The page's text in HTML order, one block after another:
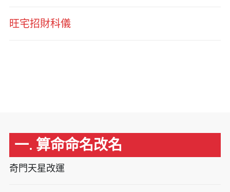
旺宅招財科儀
一. 算命命名改名
奇門天星改運